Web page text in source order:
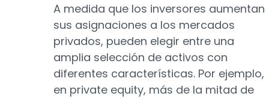
A medida que los inversores aumentan
sus asignaciones a los mercados
privados, pueden elegir entre una
amplia selección de activos con
diferentes características. Por ejemplo,
en private equity, más de la mitad de